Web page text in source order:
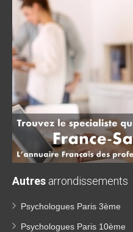
Autres arrondissements
Psychologues Paris 3ème
Psychologues Paris 10ème